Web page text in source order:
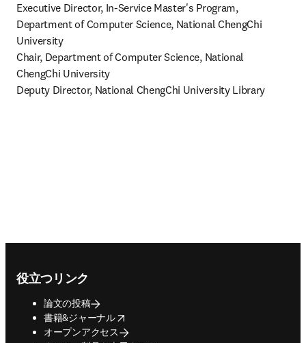
Executive Director, In-Service Master's Program,
Department of Computer Science, National ChengChi
University
Chair, Department of Computer Science, National
ChengChi University
Deputy Director, National ChengChi University Library
役立つリンク
論文の投稿
書籍&ジャーナル
opens in new tab/window
オープンアクセス